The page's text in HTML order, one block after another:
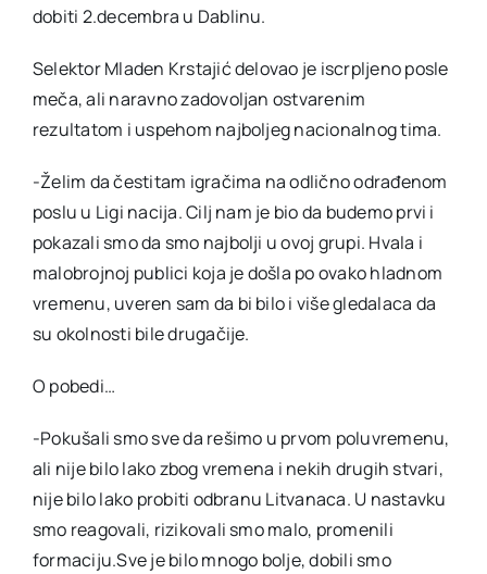
dobiti 2.decembra u Dablinu.
Selektor Mladen Krstajić delovao je iscrpljeno posle
meča, ali naravno zadovoljan ostvarenim
rezultatom i uspehom najboljeg nacionalnog tima.
-Želim da čestitam igračima na odlično odrađenom
poslu u Ligi nacija. Cilj nam je bio da budemo prvi i
pokazali smo da smo najbolji u ovoj grupi. Hvala i
malobrojnoj publici koja je došla po ovako hladnom
vremenu, uveren sam da bi bilo i više gledalaca da
su okolnosti bile drugačije.
O pobedi…
-Pokušali smo sve da rešimo u prvom poluvremenu,
ali nije bilo lako zbog vremena i nekih drugih stvari,
nije bilo lako probiti odbranu Litvanaca. U nastavku
smo reagovali, rizikovali smo malo, promenili
formaciju.Sve je bilo mnogo bolje, dobili smo